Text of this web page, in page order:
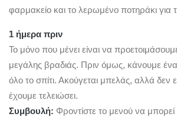
φαρμακείο και το λερωμένο ποτηράκι για
1 ήμερα πριν
Το μόνο που μένει είναι να
μεγάλης βραδιάς. Πριν όμως, κάνουμε
όλο το σπίτι. Ακούγεται μπελάς, αλλά δεν
έχουμε τελειώσει.
Συμβουλή: Φροντίστε το μενού να μπορεί